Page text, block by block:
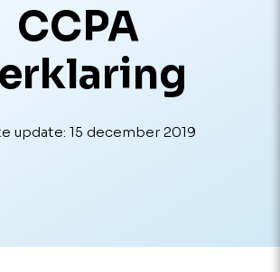
CCPA
update: 15 december 2019